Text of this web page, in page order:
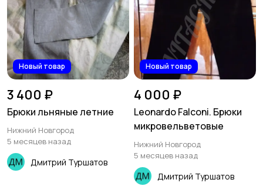
Новый товар
3 400 ₽
Брюки льняные летние
Нижний Новгород
5 месяцев назад
Дмитрий Туршатов
Новый товар
4 000 ₽
Leonardo Falconi. Брюки
микровельветовые
Нижний Новгород
5 месяцев назад
Дмитрий Туршатов